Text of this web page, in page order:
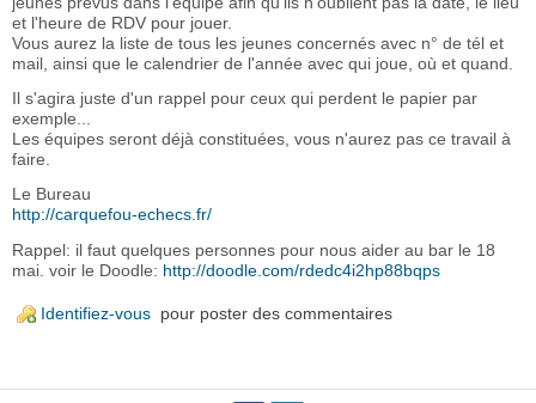
et l'heure de RDV pour jouer.
Vous aurez la liste de tous les jeunes concernés avec n° de tél et
mail, ainsi que le calendrier de l'année avec qui joue, où et quand.
Il s'agira juste d'un rappel pour ceux qui perdent le papier par
exemple...
Les équipes seront déjà constituées, vous n'aurez pas ce travail à
faire.
Le Bureau
http://carquefou-echecs.fr/
Rappel: il faut quelques personnes pour nous aider au bar le 18
mai. voir le Doodle: http://doodle.com/rdedc4i2hp88bqps
Identifiez-vous pour poster des commentaires